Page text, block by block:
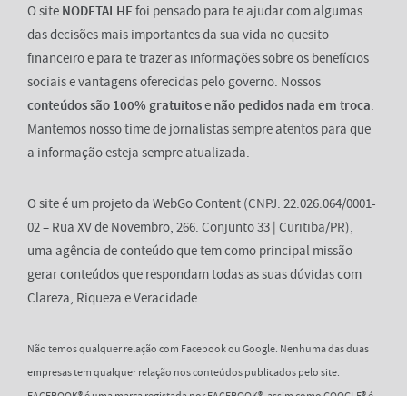
O site NODETALHEfoi pensado para te ajudar com algumas
das decisões mais importantes da sua vida no quesito
financeiro e para te trazer as informações sobre os benefícios
sociais e vantagens oferecidas pelo governo. Nossos
conteúdos são 100% gratuitose não pedidos nada em troca.
Mantemos nosso time de jornalistas sempre atentos para que
a informação esteja sempre atualizada.
O site é um projeto da WebGo Content (CNPJ: 22.026.064/0001-
02 – Rua XV de Novembro, 266. Conjunto 33 | Curitiba/PR),
uma agência de conteúdo que tem como principal missão
gerar conteúdos que respondam todas as suas dúvidas com
Clareza, Riqueza e Veracidade.
Não temos qualquer relação com Facebook ou Google. Nenhuma das duas
empresas tem qualquer relação nos conteúdos publicados pelo site.